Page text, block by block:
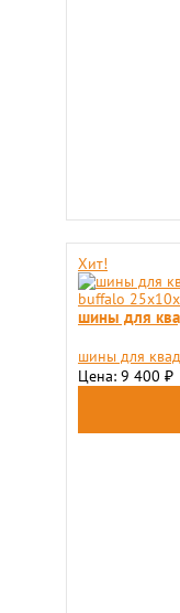
Хит!
шины для
шины для
Цена: 9 400 ₽